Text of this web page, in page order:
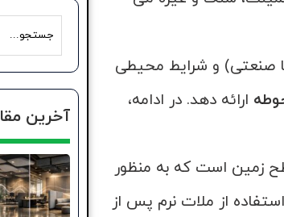
صنعتی) و شرایط محیطی
ارائه دهد. در ادامه،
زمین است که به منظور
از ملات نرم پس از
آخرین